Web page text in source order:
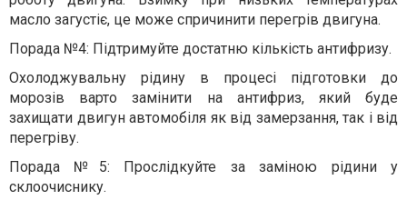
масло загустіє, це може спричинити перегрів двигуна.
Порада №4: Підтримуйте достатню кількість антифризу.
Охолоджувальну рідину в процесі підготовки до
морозів варто замінити на антифриз, який буде
захищати двигун автомобіля як від замерзання, так і від
перегріву.
Порада №5: Прослідкуйте за заміною рідини у
склоочиснику.